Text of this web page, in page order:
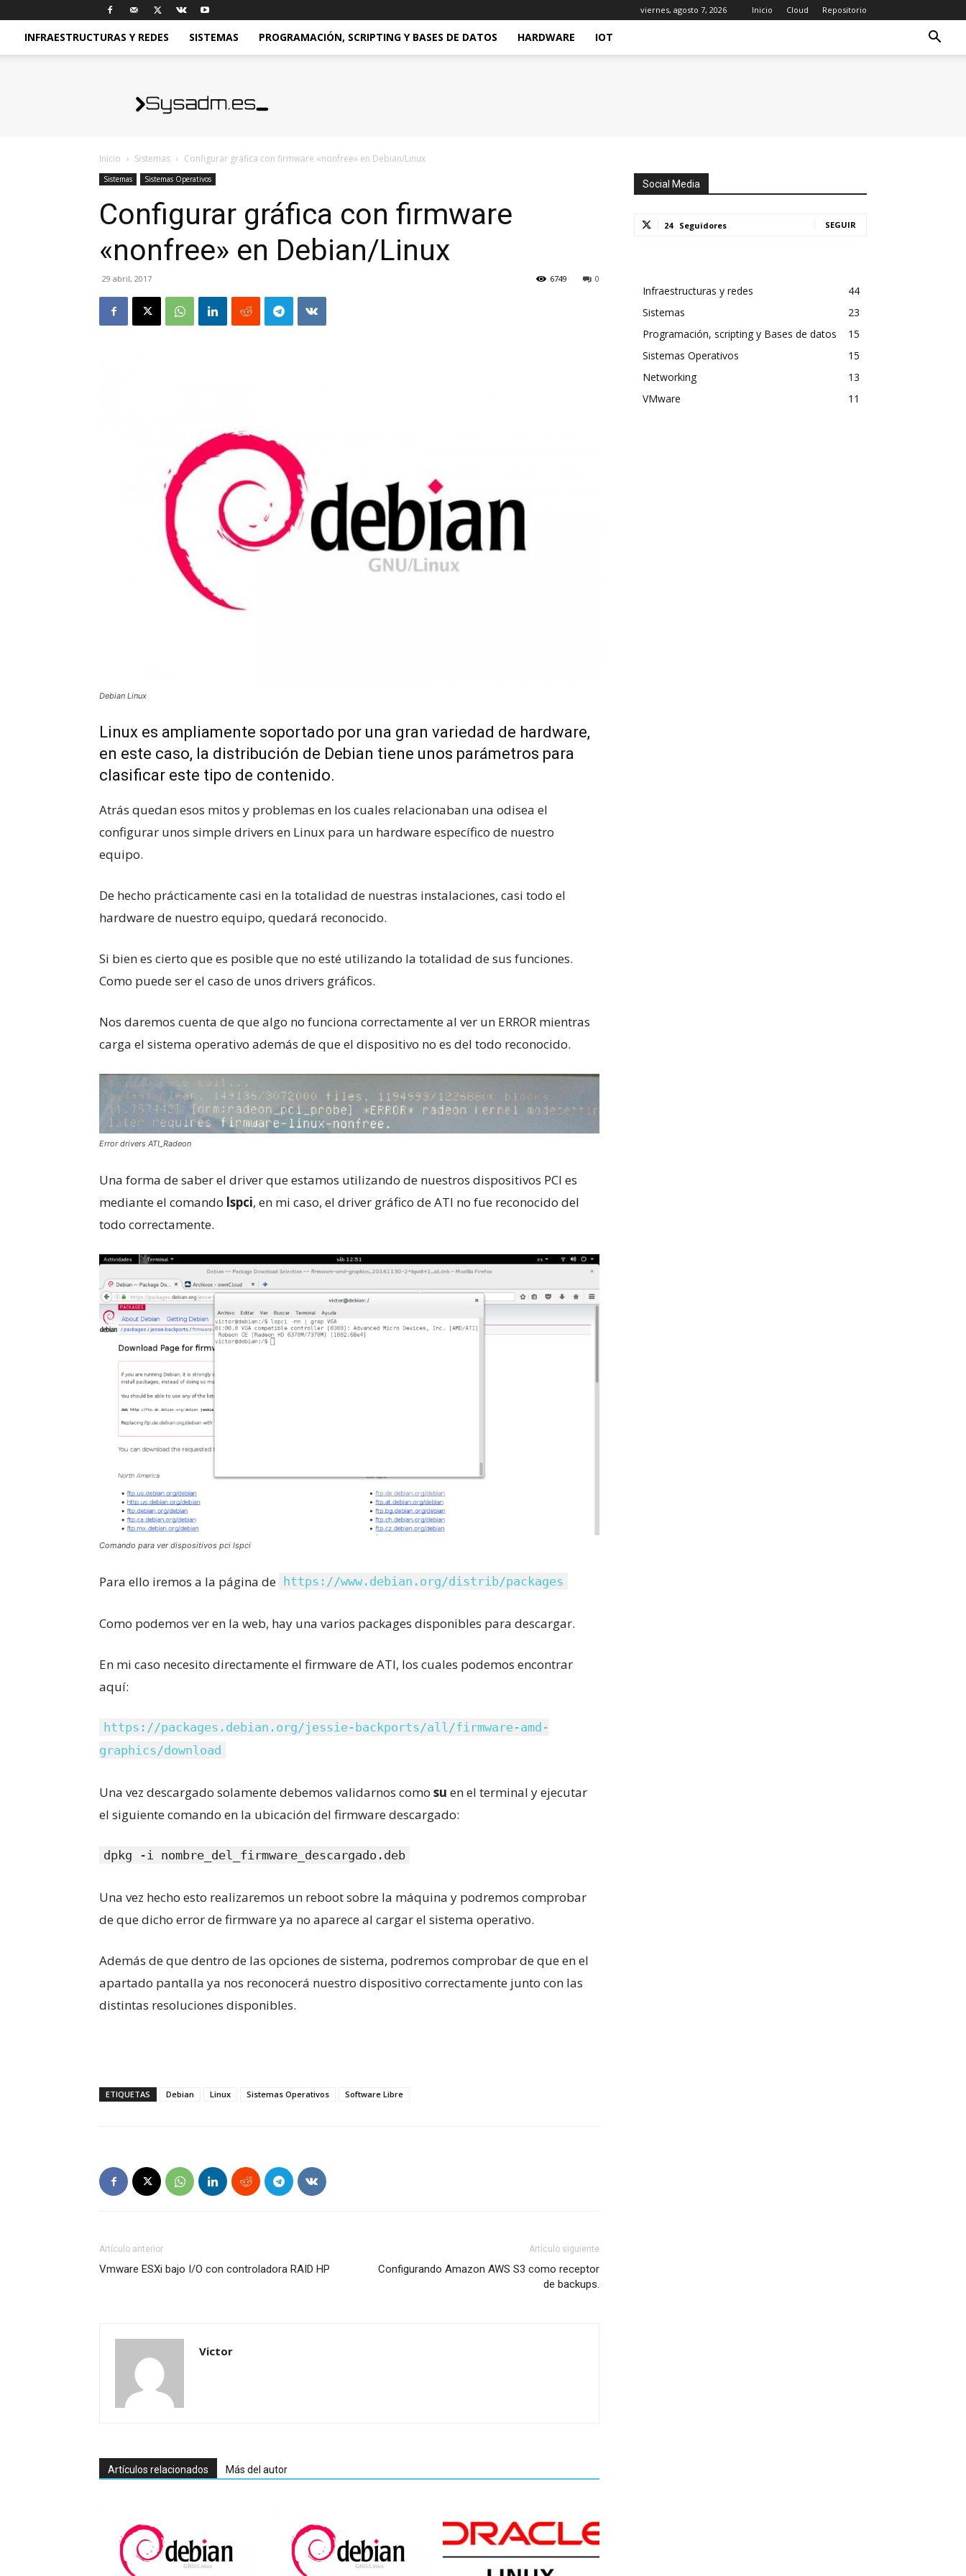
viernes, agosto 7, 2026 Inicio Cloud Repositorio
INFRAESTRUCTURAS Y REDES SISTEMAS PROGRAMACIÓN, SCRIPTING Y BASES DE DATOS HARDWARE IOT
Inicio Sistemas Configurar gráfica con firmware «nonfree» en Debian/Linux
Sistemas Sistemas Operativos
Configurar gráfica con firmware
«nonfree» en Debian/Linux
29 abril, 2017 0
6749
Debian Linux
Linux es ampliamente soportado por una gran variedad de hardware,
en este caso, la distribución de Debian tiene unos parámetros para
clasificar este tipo de contenido.
Atrás quedan esos mitos y problemas en los cuales relacionaban una odisea el
configurar unos simple drivers en Linux para un hardware específico de nuestro
equipo.
De hecho prácticamente casi en la totalidad de nuestras instalaciones, casi todo el
hardware de nuestro equipo, quedará reconocido.
Si bien es cierto que es posible que no esté utilizando la totalidad de sus funciones.
Como puede ser el caso de unos drivers gráficos.
Nos daremos cuenta de que algo no funciona correctamente al ver un ERROR mientras
carga el sistema operativo además de que el dispositivo no es del todo reconocido.
Error drivers ATI_Radeon
Una forma de saber el driver que estamos utilizando de nuestros dispositivos PCI es
mediante el comando lspci, en mi caso, el driver gráfico de ATI no fue reconocido del
todo correctamente.
Comando para ver dispositivos pci lspci
Para ello iremos a la página de https://www.debian.org/distrib/packages
Como podemos ver en la web, hay una varios packages disponibles para descargar.
En mi caso necesito directamente el firmware de ATI, los cuales podemos encontrar
aquí:
https://packages.debian.org/jessie-backports/all/firmware-amd-
graphics/download
Una vez descargado solamente debemos validarnos como su en el terminal y ejecutar
el siguiente comando en la ubicación del firmware descargado:
dpkg -i nombre_del_firmware_descargado.deb
Una vez hecho esto realizaremos un reboot sobre la máquina y podremos comprobar
de que dicho error de firmware ya no aparece al cargar el sistema operativo.
Además de que dentro de las opciones de sistema, podremos comprobar de que en el
apartado pantalla ya nos reconocerá nuestro dispositivo correctamente junto con las
distintas resoluciones disponibles.
ETIQUETAS Debian Linux Sistemas Operativos Software Libre
Artículo anterior
Vmware ESXi bajo I/O con controladora RAID HP
Artículo siguiente
Configurando Amazon AWS S3 como receptor
de backups.
Victor
Artículos relacionados Más del autor
Social Media
24 Seguidores SEGUIR
Infraestructuras y redes
44
Sistemas
23
Programación, scripting y Bases de datos
15
Sistemas Operativos
15
Networking
13
VMware
11